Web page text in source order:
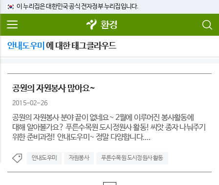
이 누리집은 대한민국 공식 전자정부 누리집입니다.
환경
안내도우미 에 대한 태그클라우드
공원의 자원봉사 많아요~
2015-02-26
공원의 자원봉사 분야 끝이 없네요~ 2월에 이루어진 봉사활동에
대해 알아볼가요? 푸른수목원 도시정원사 활동! 씨앗 종자 나눠주기
위한 준비과정! 안내도우미~ 정말 다양합니다....
안내도우미 자원봉사 푸른수목원 도시정원사 활동